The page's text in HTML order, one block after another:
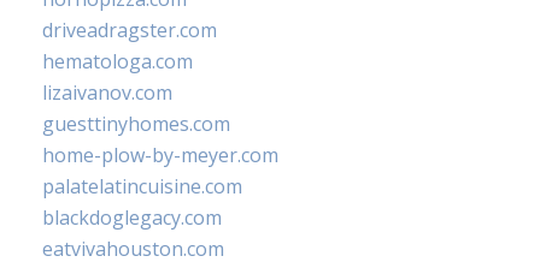
driveadragster.com
hematologa.com
lizaivanov.com
guesttinyhomes.com
home-plow-by-meyer.com
palatelatincuisine.com
blackdoglegacy.com
eatvivahouston.com